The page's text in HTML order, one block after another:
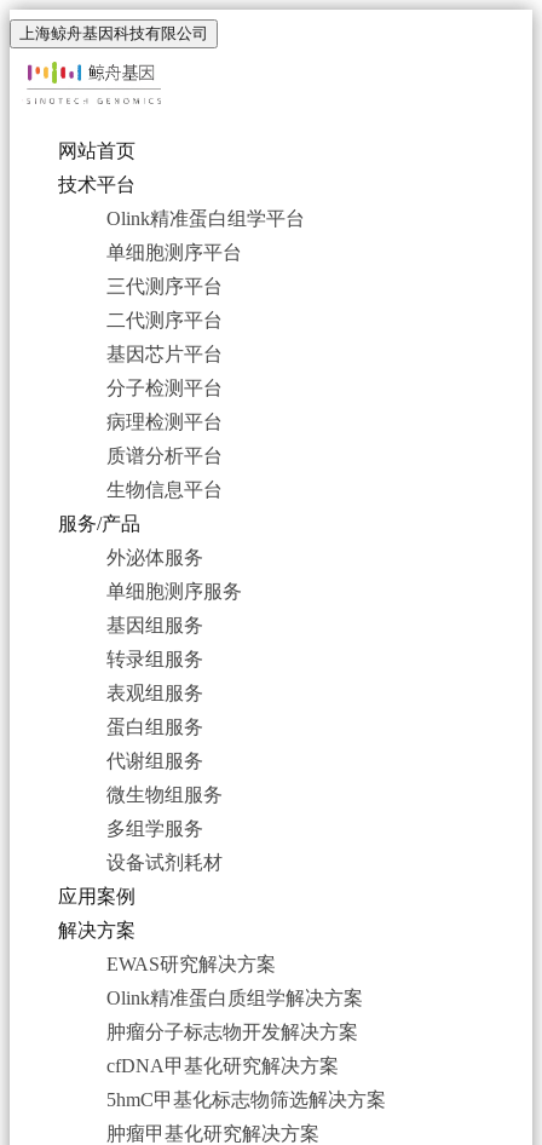
上海鲸舟基因科技有限公司
网站首页
技术平台
Olink精准蛋白组学平台
单细胞测序平台
三代测序平台
二代测序平台
基因芯片平台
分子检测平台
病理检测平台
质谱分析平台
生物信息平台
服务/产品
外泌体服务
单细胞测序服务
基因组服务
转录组服务
表观组服务
蛋白组服务
代谢组服务
微生物组服务
多组学服务
设备试剂耗材
应用案例
解决方案
EWAS研究解决方案
Olink精准蛋白质组学解决方案
肿瘤分子标志物开发解决方案
cfDNA甲基化研究解决方案
5hmC甲基化标志物筛选解决方案
肿瘤甲基化研究解决方案